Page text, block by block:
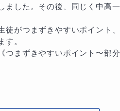
ました。その後、同じく中高一
がつまずきやすいポイント、
。
つまずきやすいポイント〜部分